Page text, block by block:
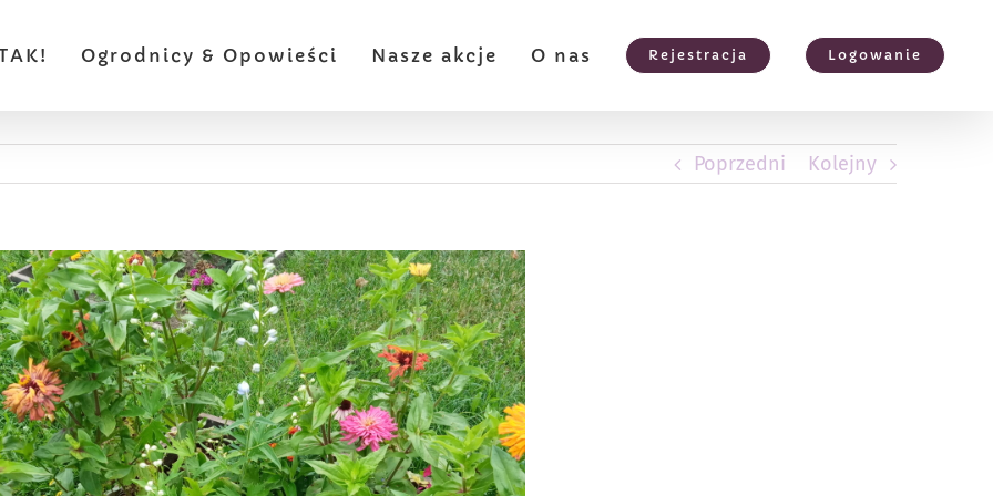
Ogrodnicy & Opowieści Nasze akcje O nas Rejestracja Logowanie
Poprzedni Kolejny